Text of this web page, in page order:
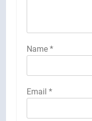
Name *
Email *